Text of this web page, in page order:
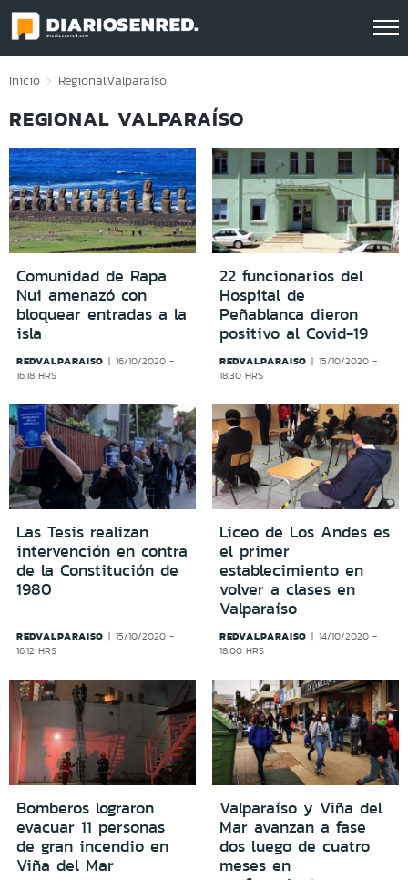
Click acá para ir directamente al contenido
Inicio RegionalValparaíso
REGIONAL VALPARAÍSO
Comunidad de Rapa
Nui amenazó con
bloquear entradas a la
isla
REDVALPARAISO
16/10/2020 -
16:18 HRS
22 funcionarios del
Hospital de
Peñablanca dieron
positivo al Covid-19
REDVALPARAISO
15/10/2020 -
18:30 HRS
Las Tesis realizan
intervención en contra
de la Constitución de
1980
REDVALPARAISO
15/10/2020 -
16:12 HRS
Liceo de Los Andes es
el primer
establecimiento en
volver a clases en
Valparaíso
REDVALPARAISO
14/10/2020 -
18:00 HRS
Bomberos lograron
evacuar 11 personas
de gran incendio en
Viña del Mar
Valparaíso y Viña del
Mar avanzan a fase
dos luego de cuatro
meses en